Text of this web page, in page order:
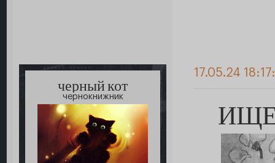
черный кот
чернокнижник
17.05.24